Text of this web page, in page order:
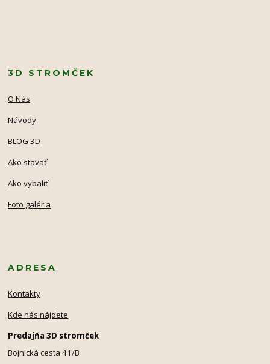
3D STROMČEK
O Nás
Návody
BLOG 3D
Ako stavať
Ako vybaliť
Foto galéria
ADRESA
Kontakty
Kde nás nájdete
Predajňa 3D stromček
Bojnická cesta 41/B